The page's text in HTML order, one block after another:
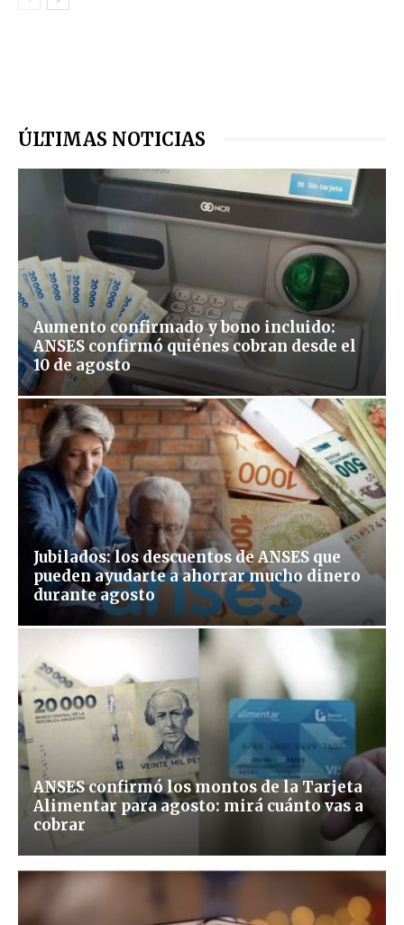
ÚLTIMAS NOTICIAS
Aumento confirmado y bono incluido:
ANSES confirmó quiénes cobran desde el
10 de agosto
Jubilados: los descuentos de ANSES que
pueden ayudarte a ahorrar mucho dinero
durante agosto
ANSES confirmó los montos de la Tarjeta
Alimentar para agosto: mirá cuánto vas a
cobrar